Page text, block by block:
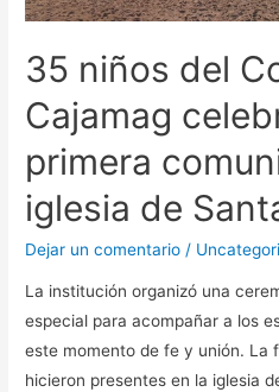
35 niños del
Cajamag
primera
iglesia de
Dejar un comentario /
La institución organizó una
especial para acompañar a los
este momento de fe y unión. La
hicieron presentes en la iglesia